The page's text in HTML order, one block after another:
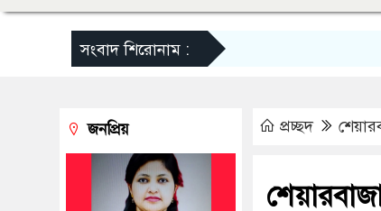
সংবাদ শিরোনাম :
প্রচ্ছদ
জনপ্রিয়